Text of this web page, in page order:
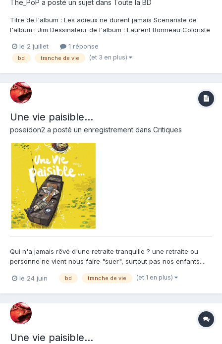
The_PoP a posté un sujet dans Toute la BD
Titre de l'album : Les adieux ne durent jamais Scenariste de
l'album : Jim Dessinateur de l'album : Laurent Bonneau Coloriste
ne meurt pas vraiment. On se transforme en un silence... qui bat
plus ou moins fo...
le 2 juillet 1 réponse
bd tranche de vie (et 3 en plus)
Une vie paisible...
poseidon2 a posté un enregistrement dans Critiques
Qui n'a jamais rêvé d'une retraite tranquille ? une retraite ou
personne ne vient nous faire "suer", surtout pas nos enfants....
surtout pas s'imposer de changement. Cela jusqu'à ce qu'un
le 24 juin bd tranche de vie (et 1 en plus)
Une vie paisible...